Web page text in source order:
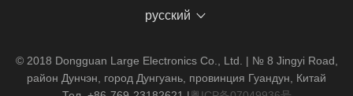
русский
© 2018 Dongguan Large Electronics Co., Ltd. | № 8 Jingyi Road,
район Дунчэн, город Дунгуань, провинция Гуандун, Китай